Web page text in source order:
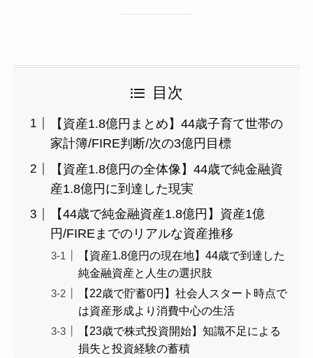
目次
【資産1.8億円まとめ】44歳子育て世帯の
家計簿/FIRE判断/次の3億円目標
【資産1.8億円の全体像】44歳で純金融資
産1.8億円に到達した現実
【44歳で純金融資産1.8億円】資産1億
円/FIREまでのリアルな資産推移
【資産1.8億円の現在地】44歳で到達した
純金融資産と人生の選択肢
【22歳で貯蓄0円】社会人スタート時点で
は資産形成より消費中心の生活
【23歳で株式投資開始】知識不足による
損失と投資経験の蓄積